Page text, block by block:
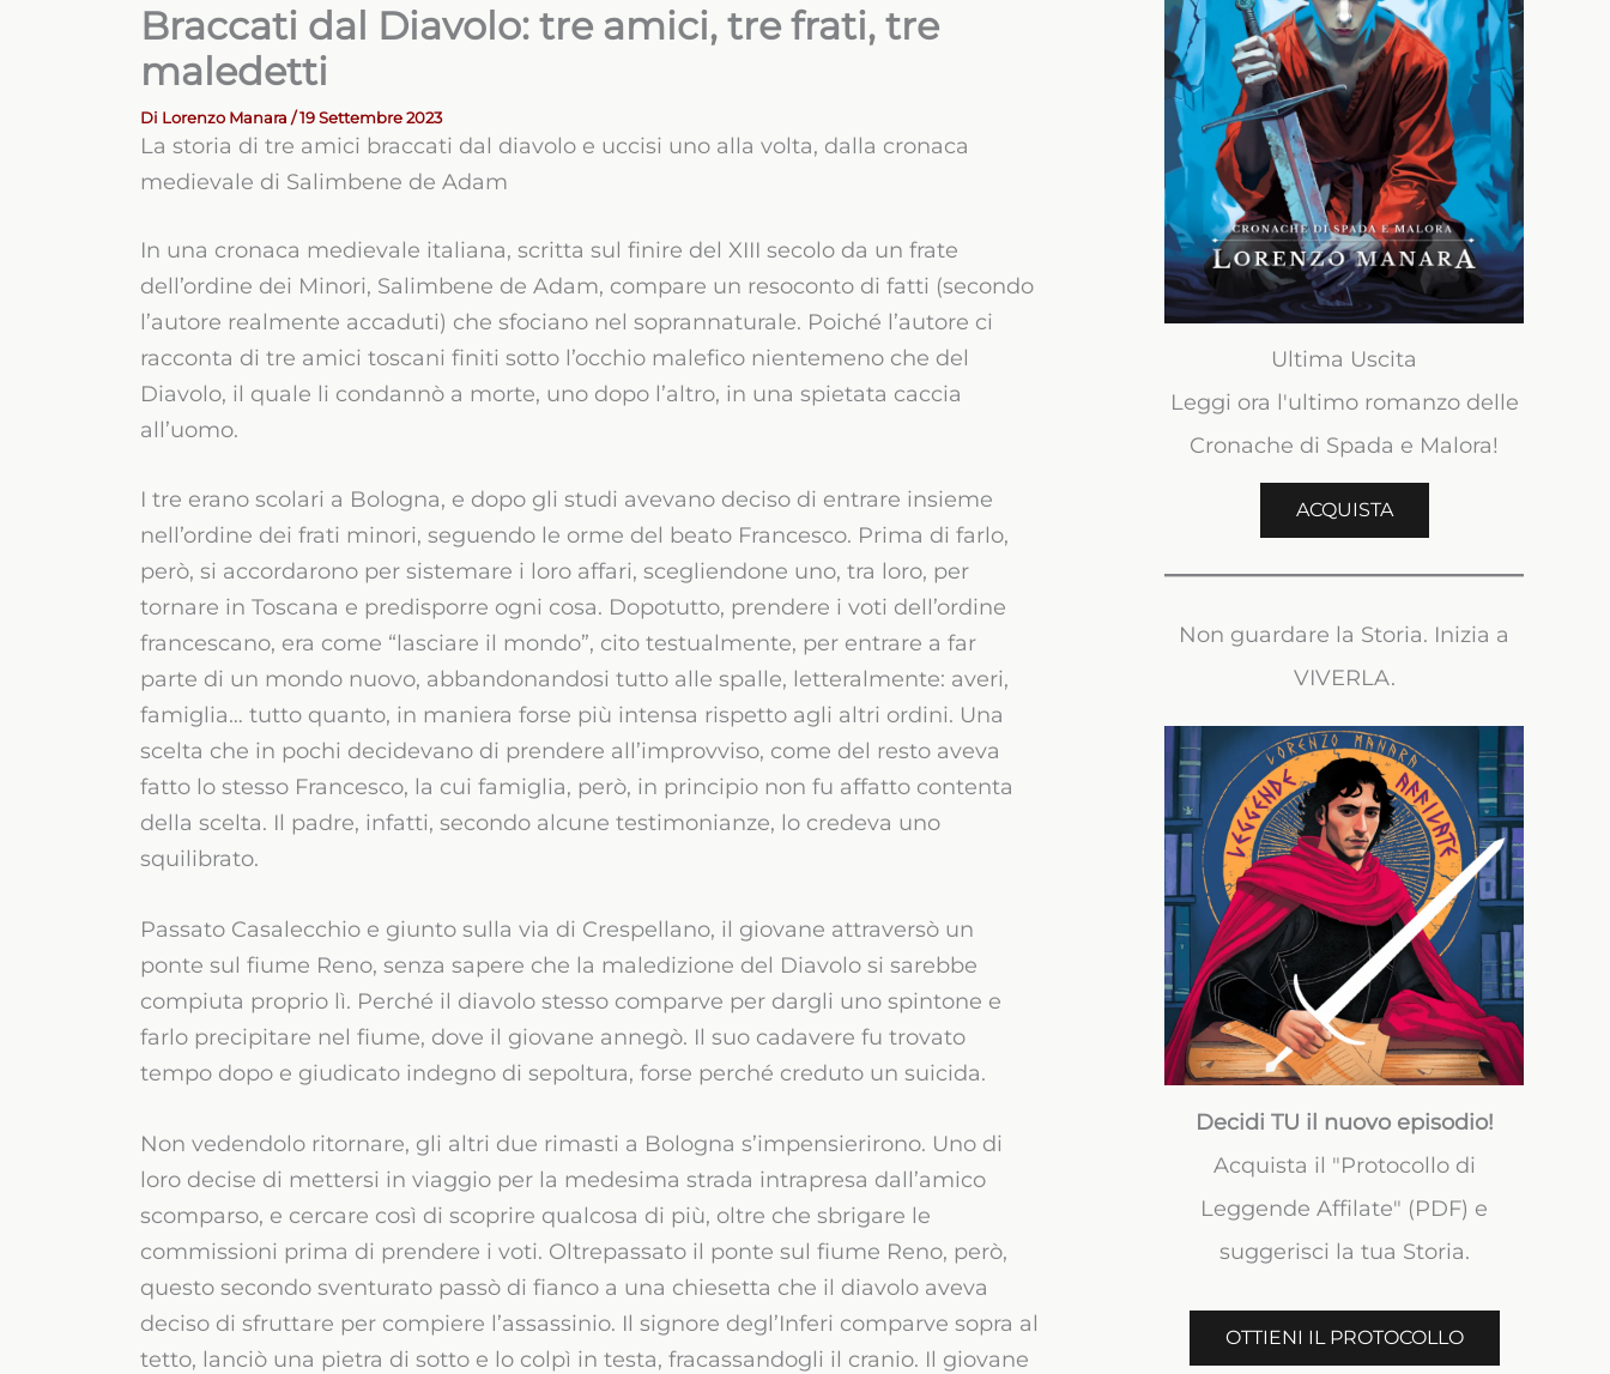
Braccati dal Diavolo: tre amici, tre frati, tre
maledetti
Di Lorenzo Manara / 19 Settembre 2023
La storia di tre amici braccati dal diavolo e uccisi uno alla volta, dalla cronaca
medievale di Salimbene de Adam
In una cronaca medievale italiana, scritta sul finire del XIII secolo da un frate
dell’ordine dei Minori, Salimbene de Adam, compare un resoconto di fatti (secondo
l’autore realmente accaduti) che sfociano nel soprannaturale. Poiché l’autore ci
racconta di tre amici toscani finiti sotto l’occhio malefico nientemeno che del
Diavolo, il quale li condannò a morte, uno dopo l’altro, in una spietata caccia
all’uomo.
I tre erano scolari a Bologna, e dopo gli studi avevano deciso di entrare insieme
nell’ordine dei frati minori, seguendo le orme del beato Francesco. Prima di farlo,
però, si accordarono per sistemare i loro affari, scegliendone uno, tra loro, per
tornare in Toscana e predisporre ogni cosa. Dopotutto, prendere i voti dell’ordine
francescano, era come “lasciare il mondo”, cito testualmente, per entrare a far
parte di un mondo nuovo, abbandonandosi tutto alle spalle, letteralmente: averi,
famiglia… tutto quanto, in maniera forse più intensa rispetto agli altri ordini. Una
scelta che in pochi decidevano di prendere all’improvviso, come del resto aveva
fatto lo stesso Francesco, la cui famiglia, però, in principio non fu affatto contenta
della scelta. Il padre, infatti, secondo alcune testimonianze, lo credeva uno
squilibrato.
Passato Casalecchio e giunto sulla via di Crespellano, il giovane attraversò un
ponte sul fiume Reno, senza sapere che la maledizione del Diavolo si sarebbe
compiuta proprio lì. Perché il diavolo stesso comparve per dargli uno spintone e
farlo precipitare nel fiume, dove il giovane annegò. Il suo cadavere fu trovato
tempo dopo e giudicato indegno di sepoltura, forse perché creduto un suicida.
Non vedendolo ritornare, gli altri due rimasti a Bologna s’impensierirono. Uno di
loro decise di mettersi in viaggio per la medesima strada intrapresa dall’amico
scomparso, e cercare così di scoprire qualcosa di più, oltre che sbrigare le
commissioni prima di prendere i voti. Oltrepassato il ponte sul fiume Reno, però,
questo secondo sventurato passò di fianco a una chiesetta che il diavolo aveva
deciso di sfruttare per compiere l’assassinio. Il signore degl’Inferi comparve sopra al
tetto, lanciò una pietra di sotto e lo colpì in testa, fracassandogli il cranio. Il giovane
Ultima Uscita
Leggi ora l'ultimo romanzo delle
Cronache di Spada e Malora!
ACQUISTA
Non guardare la Storia. Inizia a
VIVERLA.
Decidi TU il nuovo episodio!
Acquista il "Protocollo di
Leggende Affilate" (PDF) e
suggerisci la tua Storia.
OTTIENI IL PROTOCOLLO